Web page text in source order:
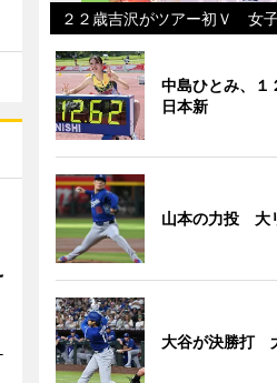
２２歳吉沢がツアー初Ｖ 女
中島ひとみ、１
日本新
山本の力投 大
大谷が決勝打